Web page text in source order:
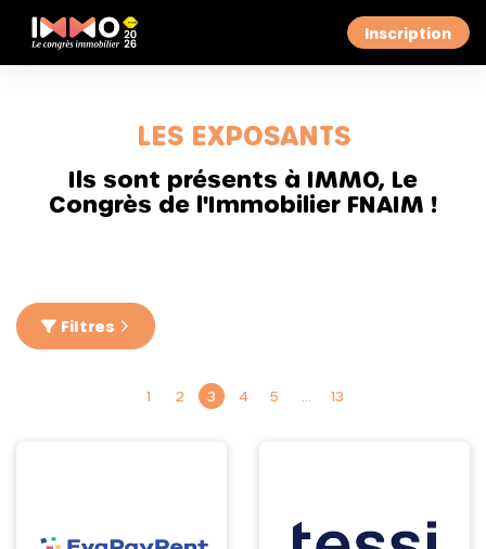
Inscription
LES EXPOSANTS
Ils sont présents à IMMO, Le
Congrès de l'Immobilier FNAIM !
Filtres
1 2 3 4 5 13